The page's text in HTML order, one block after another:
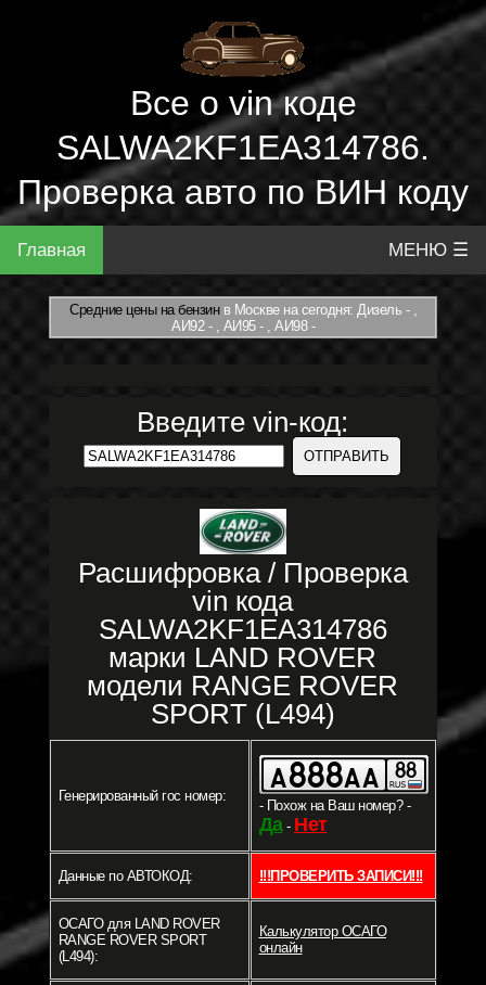
Все о vin коде
SALWA2KF1EA314786.
Проверка авто по ВИН коду
Главная МЕНЮ ☰
Средние цены на бензинв Москве на сегодня: Дизель - ,
АИ92 - , АИ95 - , АИ98 -
Введите vin-код:
Расшифровка / Проверка
vin кода
SALWA2KF1EA314786
марки LAND ROVER
модели RANGE ROVER
SPORT (L494)
Генерированный гос номер:
- Похож на Ваш номер? -
Да- Нет
Данные по АВТОКОД: !!!ПРОВЕРИТЬ ЗАПИСИ!!!
ОСАГО для LAND ROVER
RANGE ROVER SPORT
(L494):
Калькулятор ОСАГО
онлайн